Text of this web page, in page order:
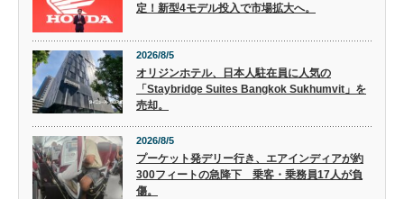
定！新型4モデル投入で市場拡大へ。
2026/8/5
オリジンホテル、日本人駐在員に人気の
「Staybridge Suites Bangkok Sukhumvit」を
売却。
2026/8/5
プーケット発デリー行き、エアインディアが約
300フィートの急降下 乗客・乗務員17人が負
傷。